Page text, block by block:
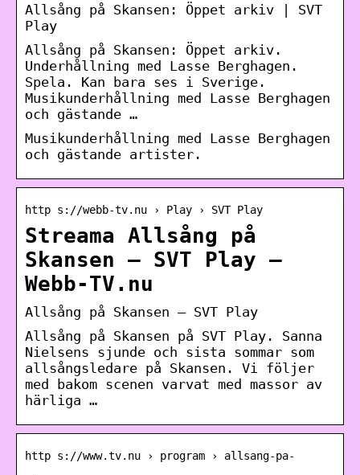
Allsång på Skansen: Öppet arkiv | SVT
Play
Allsång på Skansen: Öppet arkiv.
Underhållning med Lasse Berghagen.
Spela. Kan bara ses i Sverige.
Musikunderhållning med Lasse Berghagen
och gästande …
Musikunderhållning med Lasse Berghagen
och gästande artister.
http s://webb-tv.nu › Play › SVT Play
Streama Allsång på
Skansen – SVT Play –
Webb-TV.nu
Allsång på Skansen – SVT Play
Allsång på Skansen på SVT Play. Sanna
Nielsens sjunde och sista sommar som
allsångsledare på Skansen. Vi följer
med bakom scenen varvat med massor av
härliga …
http s://www.tv.nu › program › allsang-pa-